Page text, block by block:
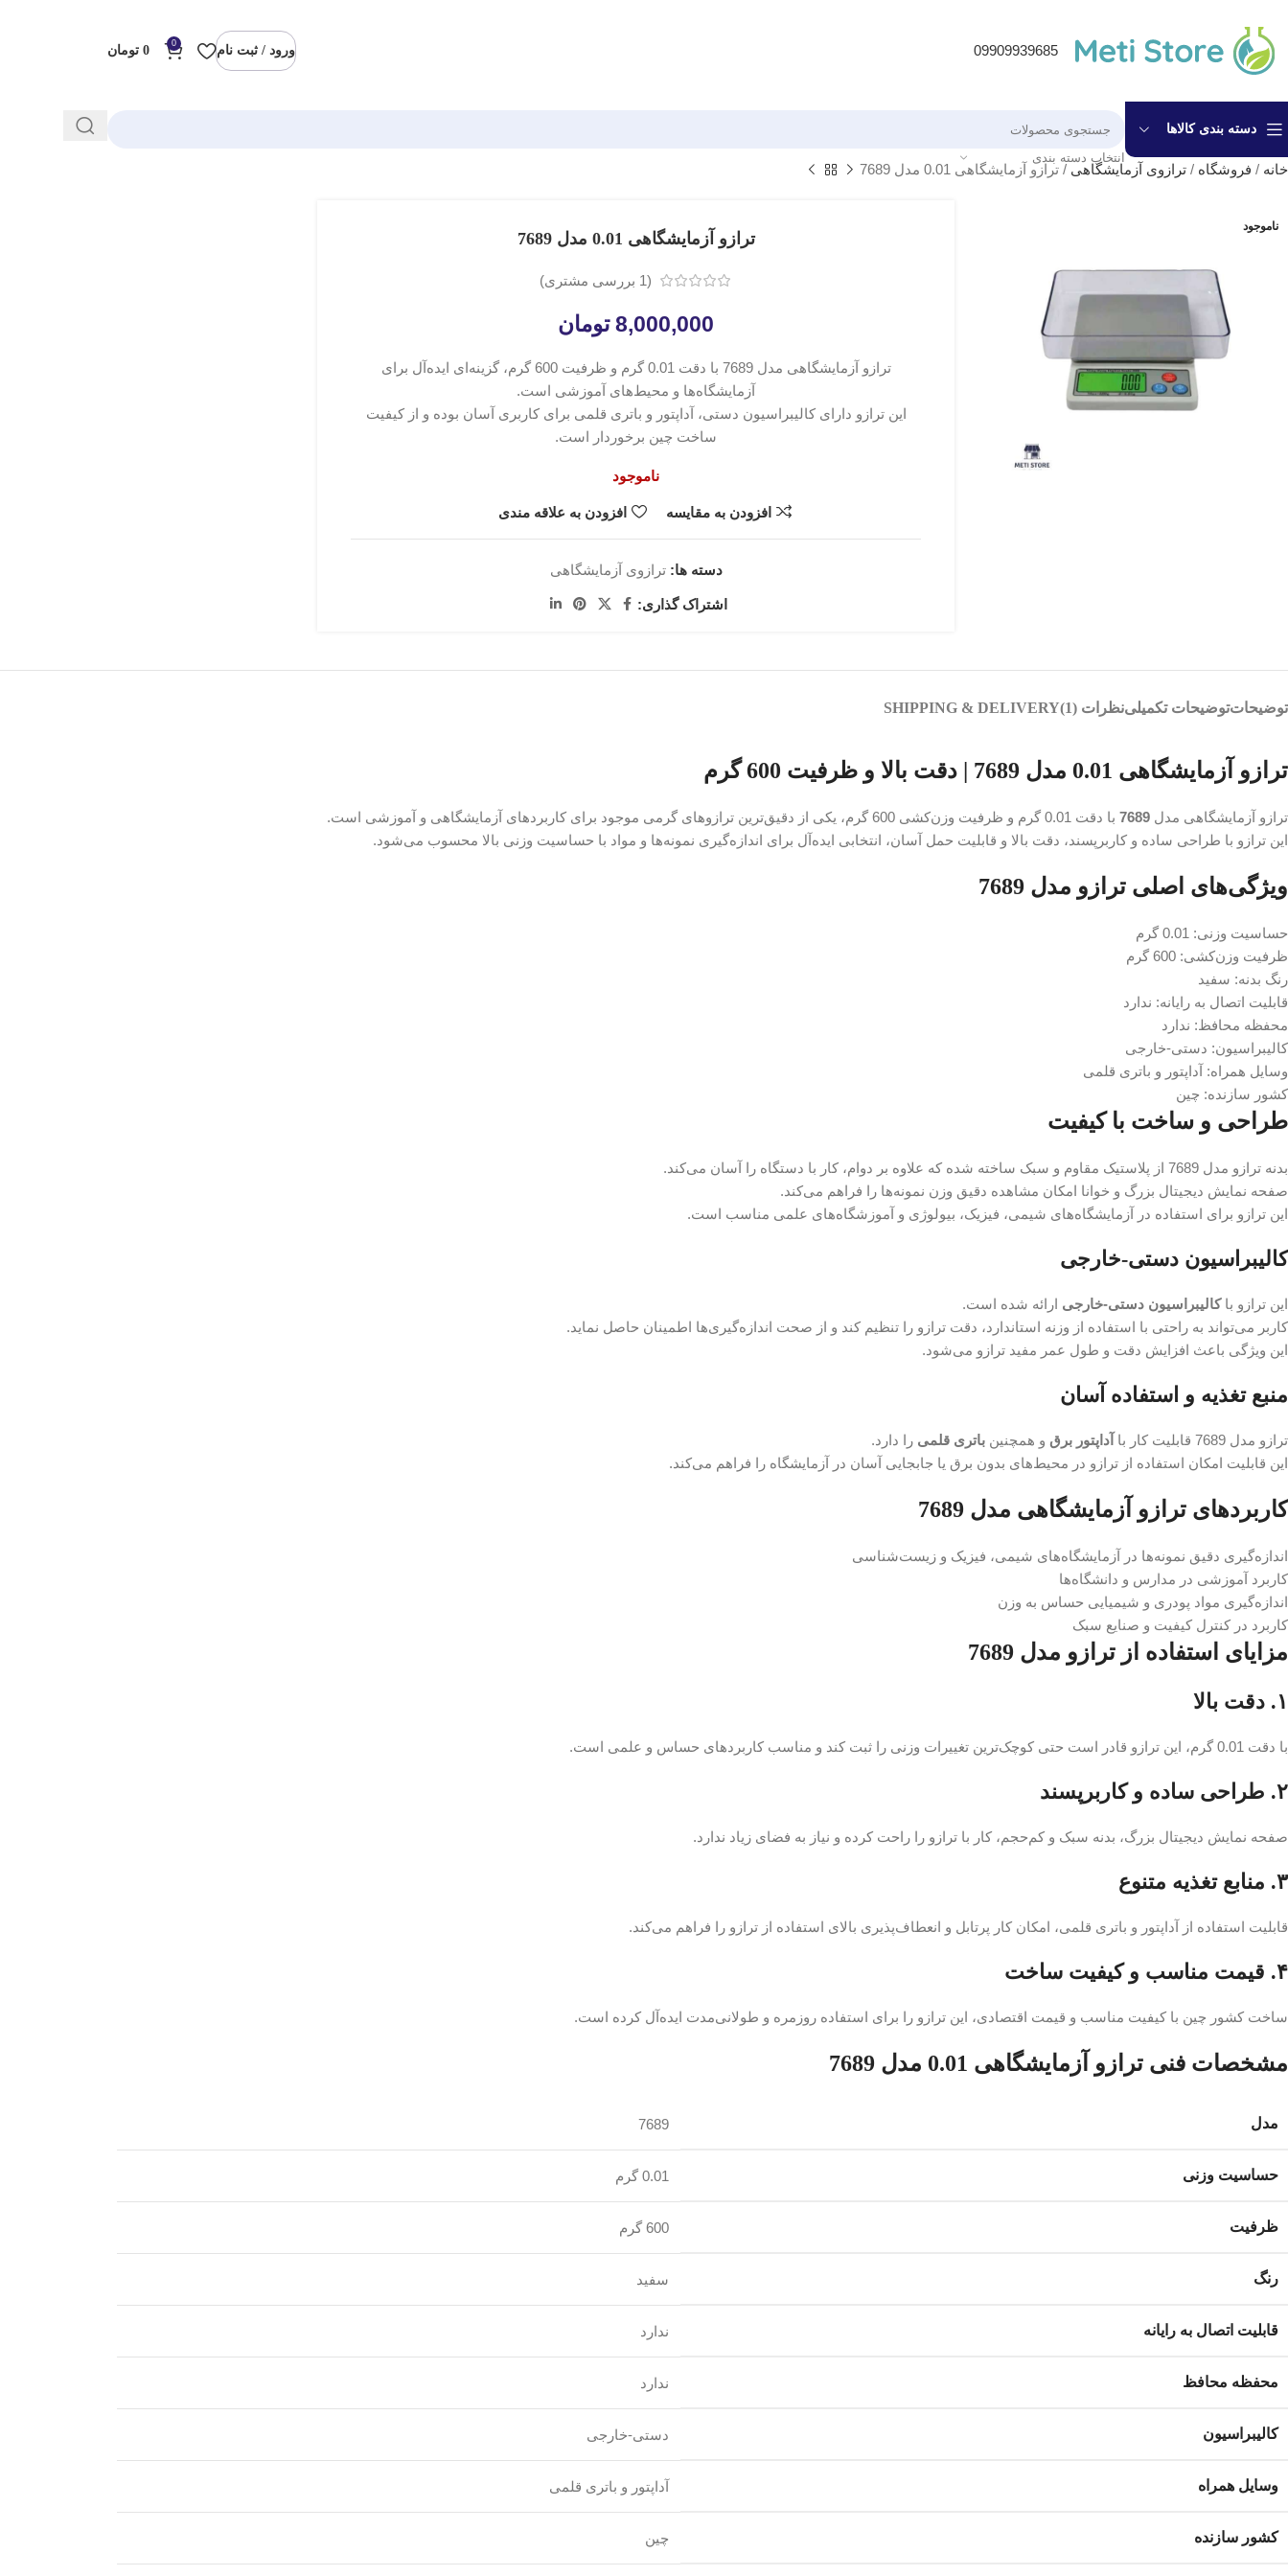
09909939685 ورود / ثبت نام 0
0 تومان
دسته بندی کالاها
انتخاب دسته بندی
خانه / فروشگاه / ترازوی آزمایشگاهی / ترازو آزمایشگاهی 0.01 مدل 7689
ناموجود
ترازو آزمایشگاهی 0.01 مدل 7689
(
1 بررسی مشتری)
8,000,000 تومان
ترازو آزمایشگاهی مدل 7689 با دقت 0.01 گرم و ظرفیت 600 گرم، گزینه‌ای ایده‌آل برای
آزمایشگاه‌ها و محیط‌های آموزشی است.
این ترازو دارای کالیبراسیون دستی، آداپتور و باتری قلمی برای کاربری آسان بوده و از کیفیت
ساخت چین برخوردار است.
ناموجود
افزودن به مقایسه افزودن به علاقه مندی
دسته ها: ترازوی آزمایشگاهی
اشتراک گذاری:
توضیحاتتوضیحات تکمیلینظرات (1) SHIPPING & DELIVERY
ترازو آزمایشگاهی 0.01 مدل 7689 | دقت بالا و ظرفیت 600 گرم
ترازو آزمایشگاهی مدل 7689 با دقت 0.01 گرم و ظرفیت وزن‌کشی 600 گرم، یکی از دقیق‌ترین ترازوهای گرمی موجود برای کاربردهای آزمایشگاهی و آموزشی است.
این ترازو با طراحی ساده و کاربرپسند، دقت بالا و قابلیت حمل آسان، انتخابی ایده‌آل برای اندازه‌گیری نمونه‌ها و مواد با حساسیت وزنی بالا محسوب می‌شود.
ویژگی‌های اصلی ترازو مدل 7689
حساسیت وزنی: 0.01 گرم
ظرفیت وزن‌کشی: 600 گرم
رنگ بدنه: سفید
قابلیت اتصال به رایانه: ندارد
محفظه محافظ: ندارد
کالیبراسیون: دستی-خارجی
وسایل همراه: آداپتور و باتری قلمی
کشور سازنده: چین
طراحی و ساخت با کیفیت
بدنه ترازو مدل 7689 از پلاستیک مقاوم و سبک ساخته شده که علاوه بر دوام، کار با دستگاه را آسان می‌کند.
صفحه نمایش دیجیتال بزرگ و خوانا امکان مشاهده دقیق وزن نمونه‌ها را فراهم می‌کند.
این ترازو برای استفاده در آزمایشگاه‌های شیمی، فیزیک، بیولوژی و آموزشگاه‌های علمی مناسب است.
کالیبراسیون دستی-خارجی
این ترازو باکالیبراسیون دستی-خارجی ارائه شده است.
کاربر می‌تواند به راحتی با استفاده از وزنه استاندارد، دقت ترازو را تنظیم کند و از صحت اندازه‌گیری‌ها اطمینان حاصل نماید.
این ویژگی باعث افزایش دقت و طول عمر مفید ترازو می‌شود.
منبع تغذیه و استفاده آسان
ترازو مدل 7689 قابلیت کار با آداپتور برق و همچنین باتری قلمی را دارد.
این قابلیت امکان استفاده از ترازو در محیط‌های بدون برق یا جابجایی آسان در آزمایشگاه را فراهم می‌کند.
کاربردهای ترازو آزمایشگاهی مدل 7689
اندازه‌گیری دقیق نمونه‌ها در آزمایشگاه‌های شیمی، فیزیک و زیست‌شناسی
کاربرد آموزشی در مدارس و دانشگاه‌ها
اندازه‌گیری مواد پودری و شیمیایی حساس به وزن
کاربرد در کنترل کیفیت و صنایع سبک
مزایای استفاده از ترازو مدل 7689
۱. دقت بالا
با دقت 0.01 گرم، این ترازو قادر است حتی کوچک‌ترین تغییرات وزنی را ثبت کند و مناسب کاربردهای حساس و علمی است.
۲. طراحی ساده و کاربرپسند
صفحه نمایش دیجیتال بزرگ، بدنه سبک و کم‌حجم، کار با ترازو را راحت کرده و نیاز به فضای زیاد ندارد.
۳. منابع تغذیه متنوع
قابلیت استفاده از آداپتور و باتری قلمی، امکان کار پرتابل و انعطاف‌پذیری بالای استفاده از ترازو را فراهم می‌کند.
۴. قیمت مناسب و کیفیت ساخت
ساخت کشور چین با کیفیت مناسب و قیمت اقتصادی، این ترازو را برای استفاده روزمره و طولانی‌مدت ایده‌آل کرده است.
مشخصات فنی ترازو آزمایشگاهی 0.01 مدل 7689
مدل 7689
حساسیت وزنی 0.01 گرم
ظرفیت 600 گرم
رنگ سفید
قابلیت اتصال به رایانه ندارد
محفظه محافظ ندارد
کالیبراسیون دستی-خارجی
وسایل همراه آداپتور و باتری قلمی
کشور سازنده چین